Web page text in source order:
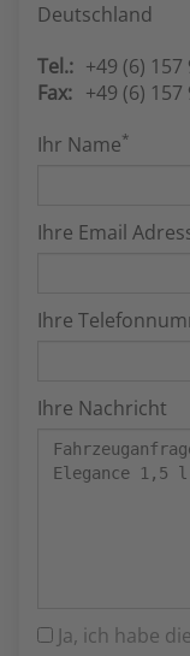
Deutschland
Tel.: +49 (6) 157
Fax: +49 (6) 157
Ihr Name*
Ihre Email
Ihre
Ihre Nachricht
Ja, ich habe die